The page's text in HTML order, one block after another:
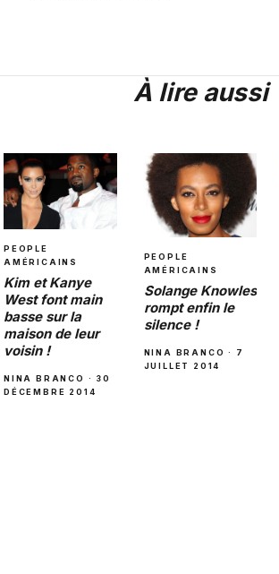
À lire aussi
PEOPLE
AMÉRICAINS
Kim et Kanye
West font main
basse sur la
maison de leur
voisin !
NINA BRANCO · 30
DÉCEMBRE 2014
PEOPLE
AMÉRICAINS
Solange Knowles
rompt enfin le
silence !
NINA BRANCO · 7
JUILLET 2014